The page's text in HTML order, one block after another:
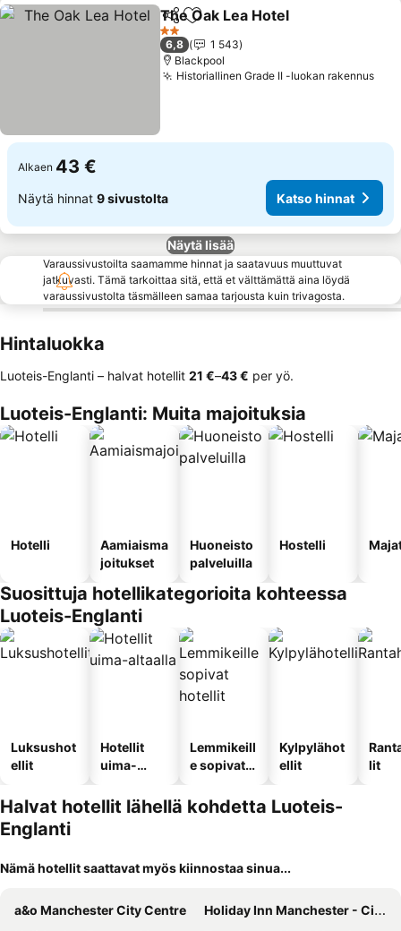
Jaa Lisää suosikkeihin
The Oak Lea Hotel
2 Tähtiluokitus
6,8
1 543
Blackpool
Historiallinen Grade II -luokan rakennus
Alkaen 43 €
Näytä hinnat 9 sivustolta Katso hinnat
Näytä lisää
Varaussivustoilta saamamme hinnat ja saatavuus muuttuvat
jatkuvasti. Tämä tarkoittaa sitä, että et välttämättä aina löydä
varaussivustolta täsmälleen samaa tarjousta kuin trivagosta.
Hintaluokka
Luoteis-Englanti – halvat hotellit ‎21 €–‎43 € per yö.
Luoteis-Englanti: Muita majoituksia
Hotelli
Aamiaisma
joitukset
Huoneisto
palveluilla
Hostelli
Suosittuja hotellikategorioita kohteessa
Luoteis-Englanti
Luksushot
ellit
Hotellit
uima-
Lemmikeill
e sopivat
Kylpylähot
ellit
lit
Halvat hotellit lähellä kohdetta Luoteis-
Englanti
Nämä hotellit saattavat myös kiinnostaa sinua...
a&o Manchester City Centre
Holiday Inn Manchester - City Centre By Ihg